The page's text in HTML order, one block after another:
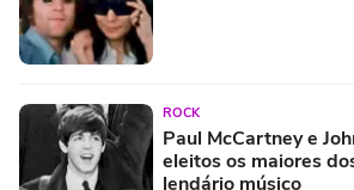
ROCK
Paul McCartney e
eleitos os maiores
lendário músico